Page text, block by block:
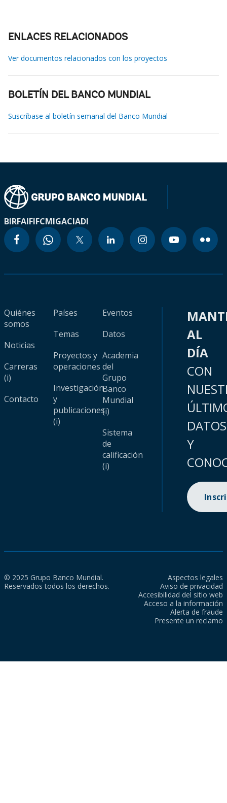
ENLACES RELACIONADOS
Ver documentos relacionados con los proyectos
BOLETÍN DEL BANCO MUNDIAL
Suscríbase al boletín semanal del Banco Mundial
BIRFAIFIFCMIGACIADI
Quiénes
somos
Noticias
Carreras
(i)
Contacto
Países
Temas
Proyectos y
operaciones
Investigación
y
publicaciones
(i)
Eventos
Datos
Academia
del
Grupo
Banco
Mundial
(i)
Sistema
de
calificación
(i)
AL
DÍA
CON
DATOS
Y
© 2025 Grupo Banco Mundial.
Reservados todos los derechos.
Aspectos legales
Aviso de privacidad
Accesibilidad del sitio web
Acceso a la información
Alerta de fraude
Presente un reclamo